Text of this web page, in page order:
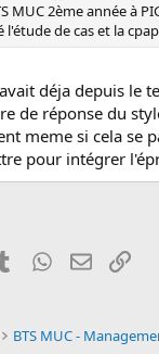
MUC 2ème année à
l'étude de cas et la
déja depuis le
de réponse du
meme si cela se
pour intégrer
TumblrWhatsApp
EmailLien